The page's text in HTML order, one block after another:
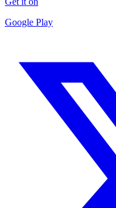
Google Play